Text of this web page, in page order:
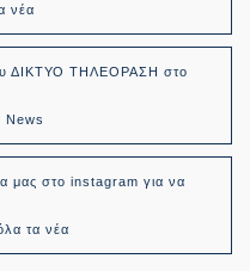
νέα
ΔΙΚΤΥΟ ΤΗΛΕΟΡΑΣΗ στο
News
μας στο instagram για να
τα νέα